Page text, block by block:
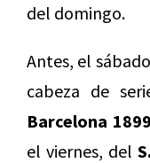
del domingo.
Antes, el
cabeza de
Barcelona
el viernes, del